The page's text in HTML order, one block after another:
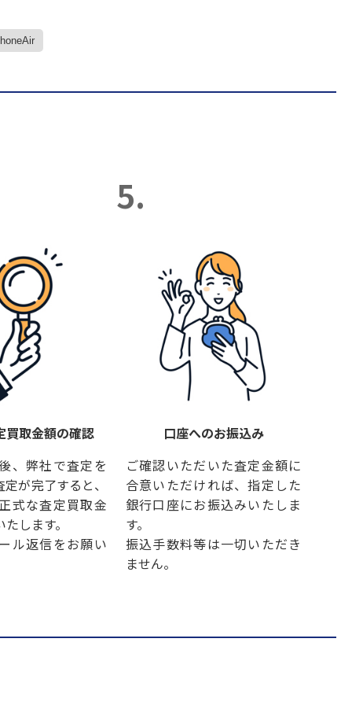
買取金額の確認
、弊社で査定を
が完了すると、
式な査定買取金
します。
ル返信をお願い
5.
口座へのお振込み
ご確認いただいた査定金額に
合意いただければ、指定した
銀行口座にお振込みいたしま
す。
振込手数料等は一切いただき
ません。